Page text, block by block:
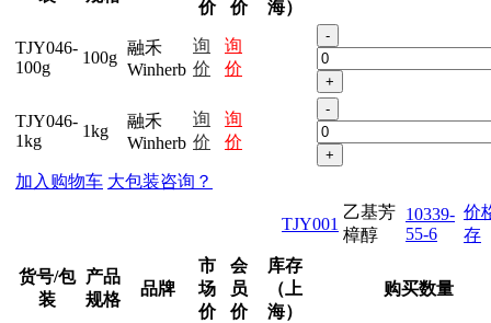
价
价
海）
TJY046-
100g
100g
融禾
Winherb
询
价
询
价
-
+
TJY046-
1kg
1kg
融禾
Winherb
询
价
询
价
-
+
加入购物车 大包装咨询？
TJY001
乙基芳
樟醇
10339-
55-6
价
存
货号/包
装
产品
规格
品牌
市
场
价
会
员
价
库存
（上
海）
购买数量